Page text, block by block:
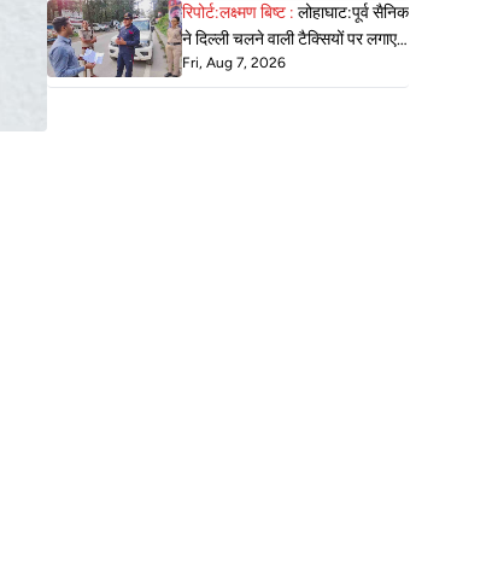
रिपोर्ट:लक्ष्मण बिष्ट : लोहाघाट:पूर्व सैनिक
ने दिल्ली चलने वाली टैक्सियों पर लगाए
मनमानी के आरोप एआरटीओ की
कार्रवाई।
Fri, Aug 7, 2026